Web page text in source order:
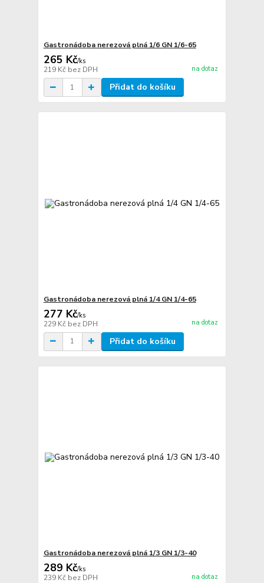
Gastronádoba nerezová plná 1/6 GN 1/6-65
265 Kč/ks
219 Kč bez DPH na dotaz
Přidat do košíku
Gastronádoba nerezová plná 1/4 GN 1/4-65
277 Kč/ks
229 Kč bez DPH na dotaz
Přidat do košíku
Gastronádoba nerezová plná 1/3 GN 1/3-40
289 Kč/ks
239 Kč bez DPH na dotaz